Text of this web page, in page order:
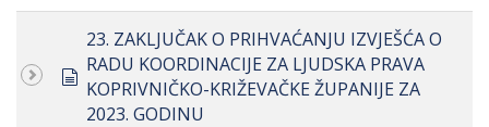
document
23. ZAKLJUČAK O PRIHVAĆANJU IZVJEŠĆA O
RADU KOORDINACIJE ZA LJUDSKA PRAVA
KOPRIVNIČKO-KRIŽEVAČKE ŽUPANIJE ZA
2023. GODINU